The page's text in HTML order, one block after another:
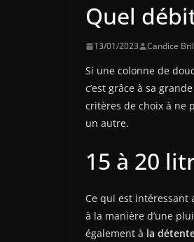
Quel
13/01/2023 Candice
Si une colonne de
c’est grâce à sa
critères de choix à ne
un autre.
15 à 20
Ce qui est intéressant
à la manière d’une
également à la